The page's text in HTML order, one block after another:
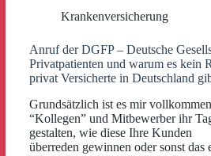
Krankenversicherung
Anruf der DGFP – Deutsche
Privatpatienten und warum es kein
privat Versicherte in Deutschland
Grundsätzlich ist es mir
“Kollegen” und Mitbewerber ihr
gestalten, wie diese Ihre Kunden
überreden gewinnen oder sonst das